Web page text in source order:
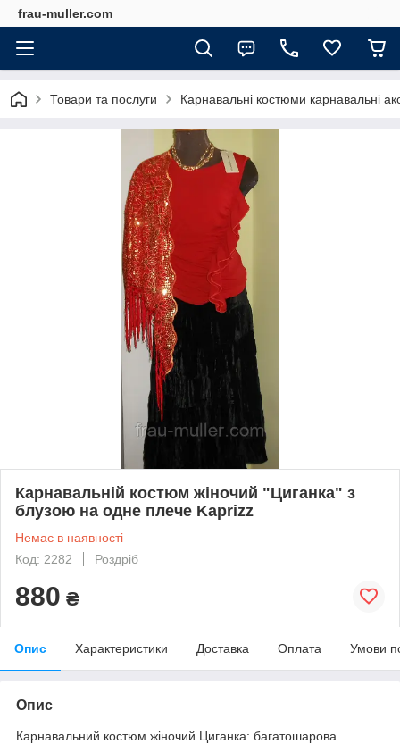
frau-muller.com
Товари та послуги Карнавальні костюми карнавальні
Карнавальній костюм жіночий "Циганка" з
блузою на одне плече Kaprizz
Немає в наявності
Код: 2282
Роздріб
880 ₴
Опис Характеристики Доставка Оплата Умови
Опис
Карнавальний костюм жіночий Циганка: багатошарова